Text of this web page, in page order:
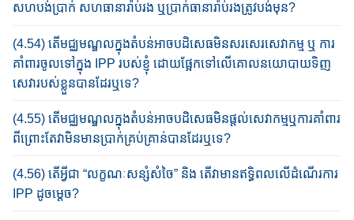
សហបង់ប្រាក់ សហធានារ៉ាប់រង​ ឬ​ប្រាក់ធានារ៉ាប់រង​ត្រូវ​បង់មុន​?
(4.54) តើមជ្ឈមណ្ឌលក្នុងតំបន់​​អាច​បដិសេធ​មិន​សរសេរ​សេវាកម្ម ឬ ការ​
គាំ​ពារ​​ចូល​ទៅ​ក្នុង IPP របស់​ខ្ញុំ ដោយ​ផ្អែក​​ទៅលើ​គោល​នយោបាយ​ទិញ​
សេវា​របស់​ខ្លួន​បាន​ដែរ​ឬទេ?​
(4.55) តើ​មជ្ឈមណ្ឌលក្នុងតំបន់អាច​បដិសេធ​មិន​ផ្តល់សេវាកម្មឬការគាំពារ​
ពីព្រោះ​តែ​វា​មិន​មាន​ប្រាក់​គ្រប់គ្រាន់​បាន​ដែរឬទេ?
(4.56) តើអ្វី​ជា “លក្ខណៈ​សន្សំ​សំ​ចៃ” និង​ តើ​វា​មាន​ឥទ្ធិពល​លើដំណើរការ
IPP ដូចម្តេច?​